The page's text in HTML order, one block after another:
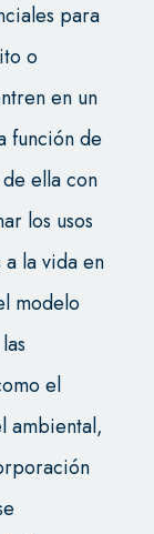
para
o
en un
función de
ella con
los usos
la vida en
modelo
el
ambiental,